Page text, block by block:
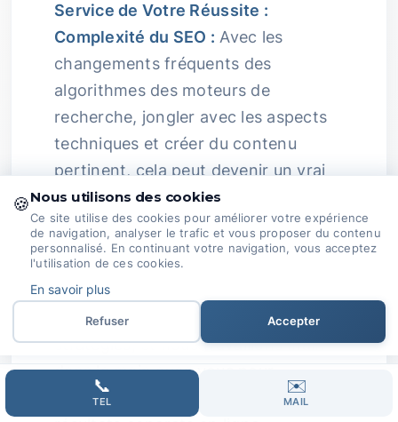
Service de Votre Réussite :
Complexité du SEO : Avec les
changements fréquents des
algorithmes des moteurs de
recherche, jongler avec les aspects
techniques et créer du contenu
pertinent, cela peut devenir un vrai
casse-tête.Expertise Passionnée :
Chez Domoveillance, nous sommes
des passionnés du SEO.
Nous restons à l'affût des tendances
du secteur pour ajuster nos
stratégies, et nous travaillons main
dans la main avec vous pour
transformer vos ambitions en
📞
TEL
✉️
MAIL
🍪Nous utilisons des cookies
Ce site utilise des cookies pour améliorer votre expérience
de navigation, analyser le trafic et vous proposer du contenu
personnalisé. En continuant votre navigation, vous acceptez
l'utilisation de ces cookies.
En savoir plus
Refuser Accepter